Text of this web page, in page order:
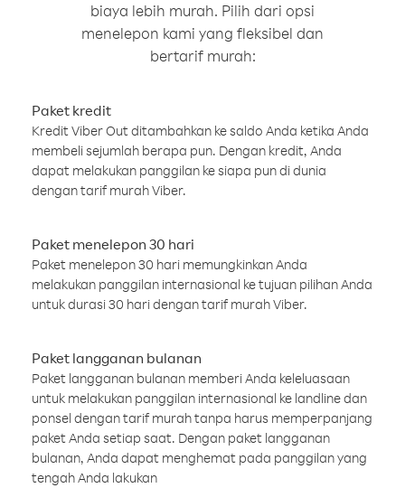
biaya lebih murah. Pilih dari opsi
menelepon kami yang fleksibel dan
bertarif murah:
Paket kredit
Kredit Viber Out ditambahkan ke saldo Anda ketika Anda
membeli sejumlah berapa pun. Dengan kredit, Anda
dapat melakukan panggilan ke siapa pun di dunia
dengan tarif murah Viber.
Paket menelepon 30 hari
Paket menelepon 30 hari memungkinkan Anda
melakukan panggilan internasional ke tujuan pilihan Anda
untuk durasi 30 hari dengan tarif murah Viber.
Paket langganan bulanan
Paket langganan bulanan memberi Anda keleluasaan
untuk melakukan panggilan internasional ke landline dan
ponsel dengan tarif murah tanpa harus memperpanjang
paket Anda setiap saat. Dengan paket langganan
bulanan, Anda dapat menghemat pada panggilan yang
tengah Anda lakukan